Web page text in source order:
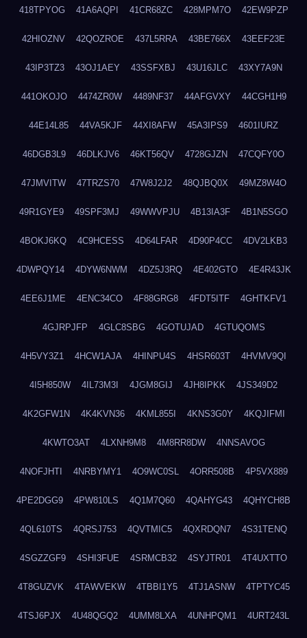
418TPYOG 41A6AQPI 41CR68ZC 428MPM7O 42EW9PZP
42HIOZNV 42QOZROE 437L5RRA 43BE766X 43EEF23E
43IP3TZ3 43OJ1AEY 43SSFXBJ 43U16JLC 43XY7A9N
441OKOJO 4474ZR0W 4489NF37 44AFGVXY 44CGH1H9
44E14L85 44VA5KJF 44XI8AFW 45A3IPS9 4601IURZ
46DGB3L9 46DLKJV6 46KT56QV 4728GJZN 47CQFY0O
47JMVITW 47TRZS70 47W8J2J2 48QJBQ0X 49MZ8W4O
49R1GYE9 49SPF3MJ 49WWVPJU 4B13IA3F 4B1N5SGO
4BOKJ6KQ 4C9HCESS 4D64LFAR 4D90P4CC 4DV2LKB3
4DWPQY14 4DYW6NWM 4DZ5J3RQ 4E402GTO 4E4R43JK
4EE6J1ME 4ENC34CO 4F88GRG8 4FDT5ITF 4GHTKFV1
4GJRPJFP 4GLC8SBG 4GOTUJAD 4GTUQOMS
4H5VY3Z1 4HCW1AJA 4HINPU4S 4HSR603T 4HVMV9QI
4I5H850W 4IL73M3I 4JGM8GIJ 4JH8IPKK 4JS349D2
4K2GFW1N 4K4KVN36 4KML855I 4KNS3G0Y 4KQJIFMI
4KWTO3AT 4LXNH9M8 4M8RR8DW 4NNSAVOG
4NOFJHTI 4NRBYMY1 4O9WC0SL 4ORR508B 4P5VX889
4PE2DGG9 4PW810LS 4Q1M7Q60 4QAHYG43 4QHYCH8B
4QL610TS 4QRSJ753 4QVTMIC5 4QXRDQN7 4S31TENQ
4SGZZGF9 4SHI3FUE 4SRMCB32 4SYJTR01 4T4UXTTO
4T8GUZVK 4TAWVEKW 4TBBI1Y5 4TJ1ASNW 4TPTYC45
4TSJ6PJX 4U48QGQ2 4UMM8LXA 4UNHPQM1 4URT243L